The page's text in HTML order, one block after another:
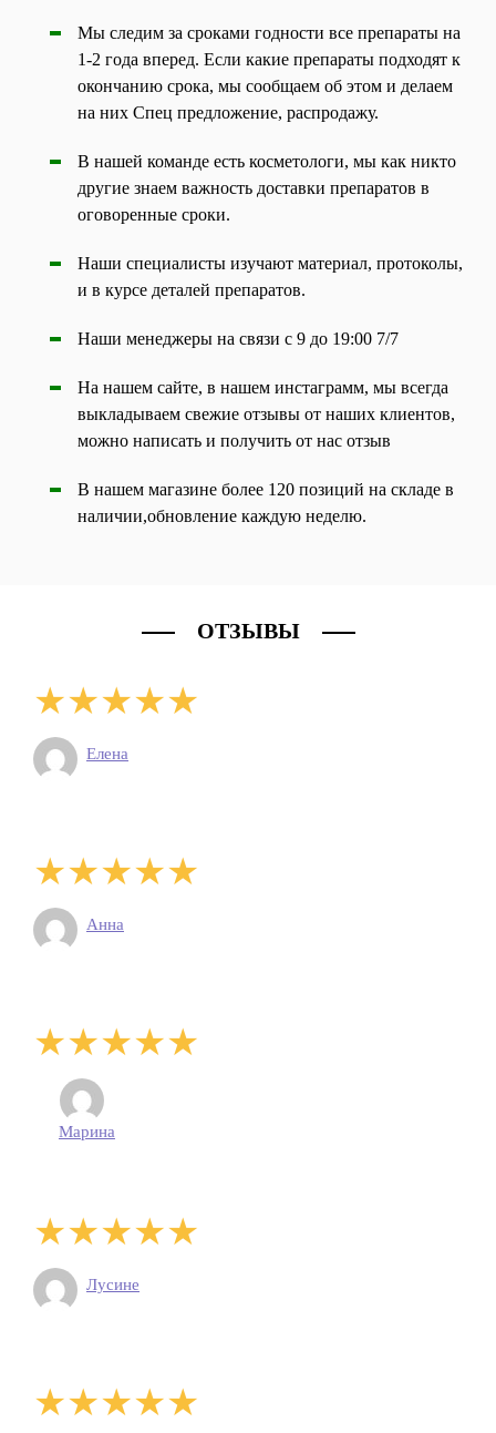
Мы следим за сроками годности все препараты на
1-2 года вперед. Если какие препараты подходят к
окончанию срока, мы сообщаем об этом и делаем
на них Спец предложение, распродажу.
В нашей команде есть косметологи, мы как никто
другие знаем важность доставки препаратов в
оговоренные сроки.
Наши специалисты изучают материал, протоколы,
и в курсе деталей препаратов.
Наши менеджеры на связи с 9 до 19:00 7/7
На нашем сайте, в нашем инстаграмм, мы всегда
выкладываем свежие отзывы от наших клиентов,
можно написать и получить от нас отзыв
В нашем магазине более 120 позиций на складе в
наличии,обновление каждую неделю.
ОТЗЫВЫ
Елена
Анна
Марина
Лусине